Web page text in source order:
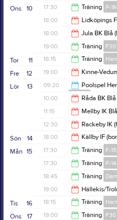
21:00
19:45
10
Ons 17:30 Träning P-
19:00
18:00 Lidköpings
20:00
18:00 Jula BK Blå
20:00
19:00 Träning F30
20:30
11
Tor 18:15 Träning Herr
19:45
12
Fre 19:00 Kinne-
21:00
13
Lör 09:20
Poolspel
P-16-17
13:00
10:00 Råda BK
12:00
11:15 Mellby IK
13:15
12:30 Rackeby IK
14:30
14
Sön 18:00 Källby IF
20:00
15
Mån 17:30 Träning F-
19:00
17:30 Träning P-14
19:00
18:45 Träning
20:15
19:00 Hällekis/
21:00
16
Tis 18:15 Träning Herr
17
Ons 19:00 Träning F30